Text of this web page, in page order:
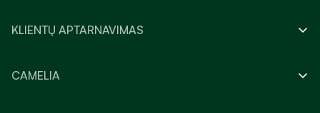
KLIENTŲ APTARNAVIMAS
CAMELIA